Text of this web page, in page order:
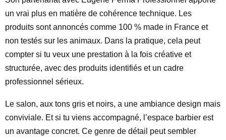
un vrai plus en matière de cohérence technique. Les
produits sont annoncés comme 100 % made in France et
non testés sur les animaux. Dans la pratique, cela peut
compter si tu veux une prestation à la fois créative et
structurée, avec des produits identifiés et un cadre
professionnel sérieux.
Le salon, aux tons gris et noirs, a une ambiance design mais
conviviale. Et si tu viens accompagné, l’espace barbier est
un avantage concret. Ce genre de détail peut sembler